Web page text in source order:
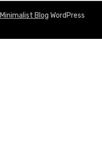
Minimalist Blog WordPress